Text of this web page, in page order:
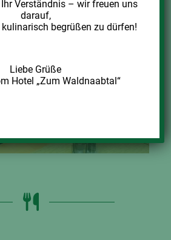
Verständnis – wir freuen uns
darauf,
begrüßen zu dürfen!
Liebe Grüße
Hotel „Zum Waldnaabtal“